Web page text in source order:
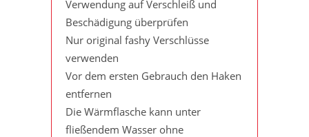
Verwendung auf Verschleiß und
Beschädigung überprüfen
Nur original fashy Verschlüsse
verwenden
Vor dem ersten Gebrauch den Haken
entfernen
Die Wärmflasche kann unter
fließendem Wasser ohne